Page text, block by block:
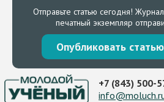
Отправьте статью сегодня!
печатный экземпляр
Опубликовать
+7 (843) 500-